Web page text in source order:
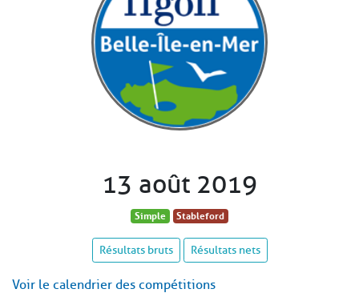
13 août 2019
Simple Stableford
Résultats bruts Résultats nets
Voir le calendrier des compétitions